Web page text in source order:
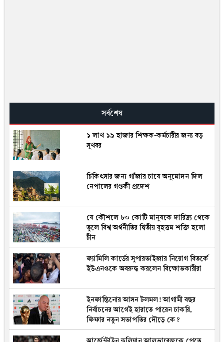
সর্বশেষ
১ লাখ ১৯ হাজার শিক্ষক-কর্মচারীর জন্য বড়
সুখবর
চিকিৎসার জন্য গাঁজার চাষে অনুমোদন দিল
নেপালের গণ্ডকী প্রদেশ
যে কৌশলে ৮০ কোটি মানুষকে দারিদ্র্য থেকে
তুলে বিশ্ব অর্থনীতির দ্বিতীয় বৃহত্তম শক্তি হলো
চীন
ফ্যামিলি কার্ডের সুপারভাইজার নিয়োগ বিতর্কে
ইউএনওকে অবরুদ্ধ করলেন বিক্ষোভকারীরা
ইনফান্তিনোর আসন টলমল! আগামী বছর
নির্বাচনের আগেই হারা‌তে পারেন চাকরি,
ফিফার নতুন সভাপতির দৌড়ে কে?